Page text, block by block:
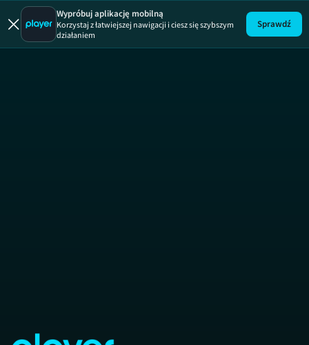
Wiem, co jem
Wypróbuj aplikację mobilną
Korzystaj z łatwiejszej nawigacji i ciesz się szybszym
działaniem
Sprawdź